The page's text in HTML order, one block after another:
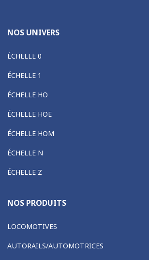
NOS UNIVERS
ÉCHELLE 0
ÉCHELLE 1
ÉCHELLE HO
ÉCHELLE HOE
ÉCHELLE HOM
ÉCHELLE N
ÉCHELLE Z
NOS PRODUITS
LOCOMOTIVES
AUTORAILS/AUTOMOTRICES